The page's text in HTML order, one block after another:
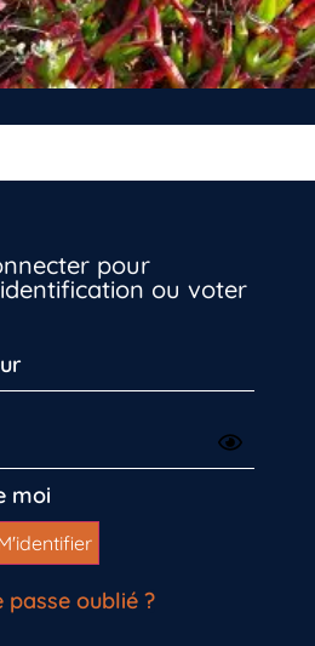
pour
ou voter
moi
passe oublié ?
vous dès maintenant